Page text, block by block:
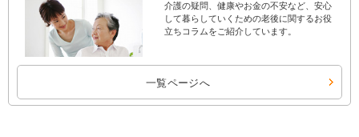
介護の疑問、健康やお金の不安など、安心
して暮らしていくための老後に関するお役
立ちコラムをご紹介しています。
一覧ページへ